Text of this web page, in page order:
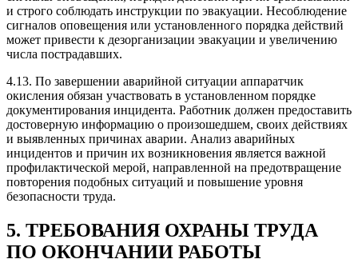
и строго соблюдать инструкции по эвакуации. Несоблюдение
сигналов оповещения или установленного порядка действий
может привести к дезорганизации эвакуации и увеличению
числа пострадавших.
4.13. По завершении аварийной ситуации аппаратчик
окисления обязан участвовать в установленном порядке
документирования инцидента. Работник должен предоставить
достоверную информацию о произошедшем, своих действиях
и выявленных причинах аварии. Анализ аварийных
инцидентов и причин их возникновения является важной
профилактической мерой, направленной на предотвращение
повторения подобных ситуаций и повышение уровня
безопасности труда.
5. ТРЕБОВАНИЯ ОХРАНЫ ТРУДА
ПО ОКОНЧАНИИ РАБОТЫ